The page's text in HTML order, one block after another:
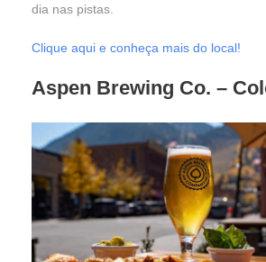
dia nas pistas.
Clique aqui e conheça mais do local!
Aspen Brewing Co. –